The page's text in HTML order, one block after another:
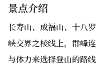
景点介绍
长寿山、成福山、十八
峡交界之棱线上，群峰
与体力来选择登山的路